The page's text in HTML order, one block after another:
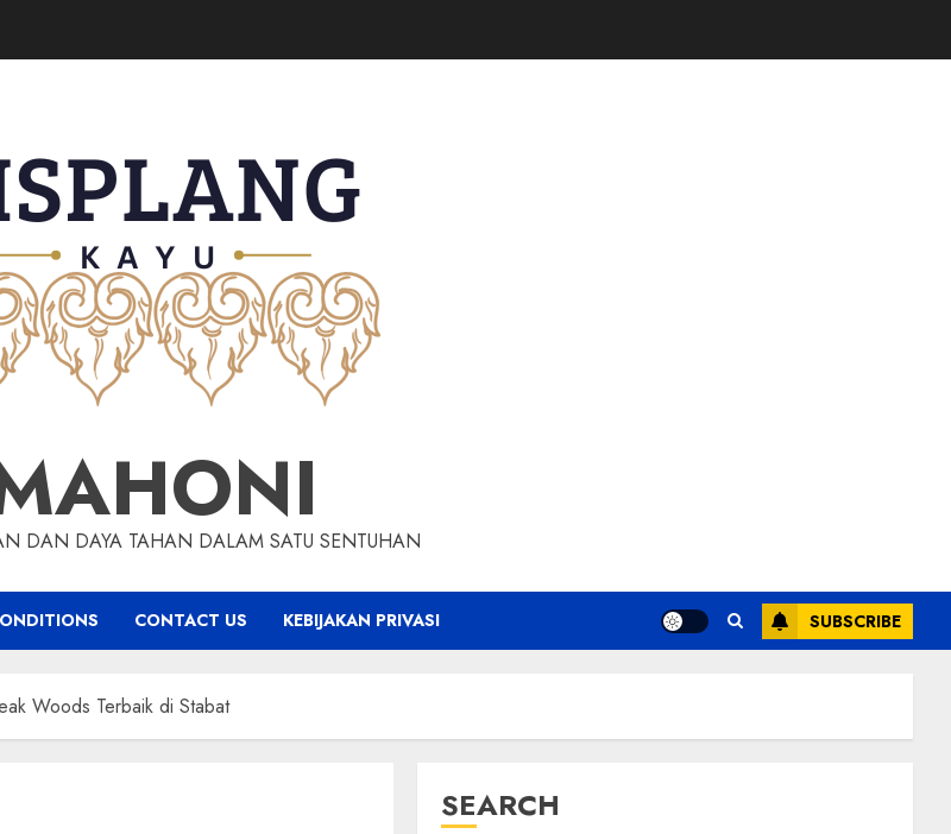
DAN DAYA TAHAN DALAM SATU SENTUHAN
CONTACT US KEBIJAKAN PRIVASI SUBSCRIBE
Woods Terbaik di Stabat
SEARCH